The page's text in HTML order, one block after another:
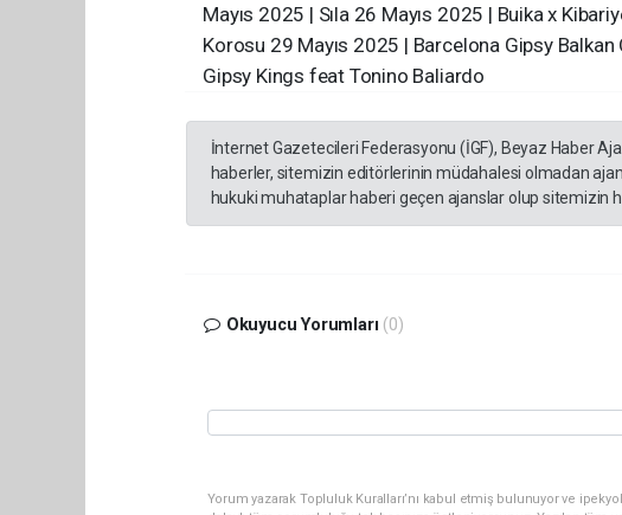
Mayıs 2025 | Sıla 26 Mayıs 2025 | Buika x
Korosu 29 Mayıs 2025 | Barcelona Gipsy
Gipsy Kings feat Tonino Baliardo
İnternet Gazetecileri Federasyonu (İGF), Beyaz Haber
haberler, sitemizin editörlerinin müdahalesi olmadan
hukuki muhataplar haberi geçen ajanslar olup sitemizin
Okuyucu Yorumları (0)
Yorum yazarak Topluluk Kuralları’nı kabul etmiş bulunuyor ve